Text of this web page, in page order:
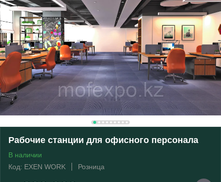
Рабочие станции для офисного персонала
В наличии
Код: EXEN WORK
Розница